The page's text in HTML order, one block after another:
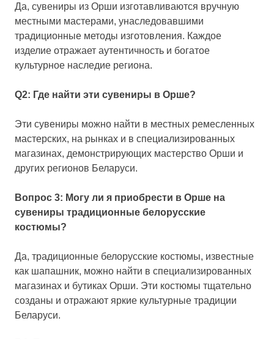
Да, сувениры из Орши изготавливаются вручную
местными мастерами, унаследовавшими
традиционные методы изготовления. Каждое
изделие отражает аутентичность и богатое
культурное наследие региона.
Q2: Где найти эти сувениры в Орше?
Эти сувениры можно найти в местных ремесленных
мастерских, на рынках и в специализированных
магазинах, демонстрирующих мастерство Орши и
других регионов Беларуси.
Вопрос 3: Могу ли я приобрести в Орше на
сувениры традиционные белорусские
костюмы?
Да, традиционные белорусские костюмы, известные
как шапашник, можно найти в специализированных
магазинах и бутиках Орши. Эти костюмы тщательно
созданы и отражают яркие культурные традиции
Беларуси.